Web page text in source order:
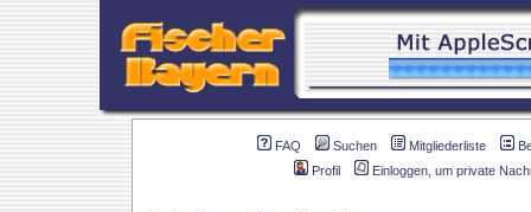
FAQ Suchen Mitgliederliste
Profil
Einloggen, um private